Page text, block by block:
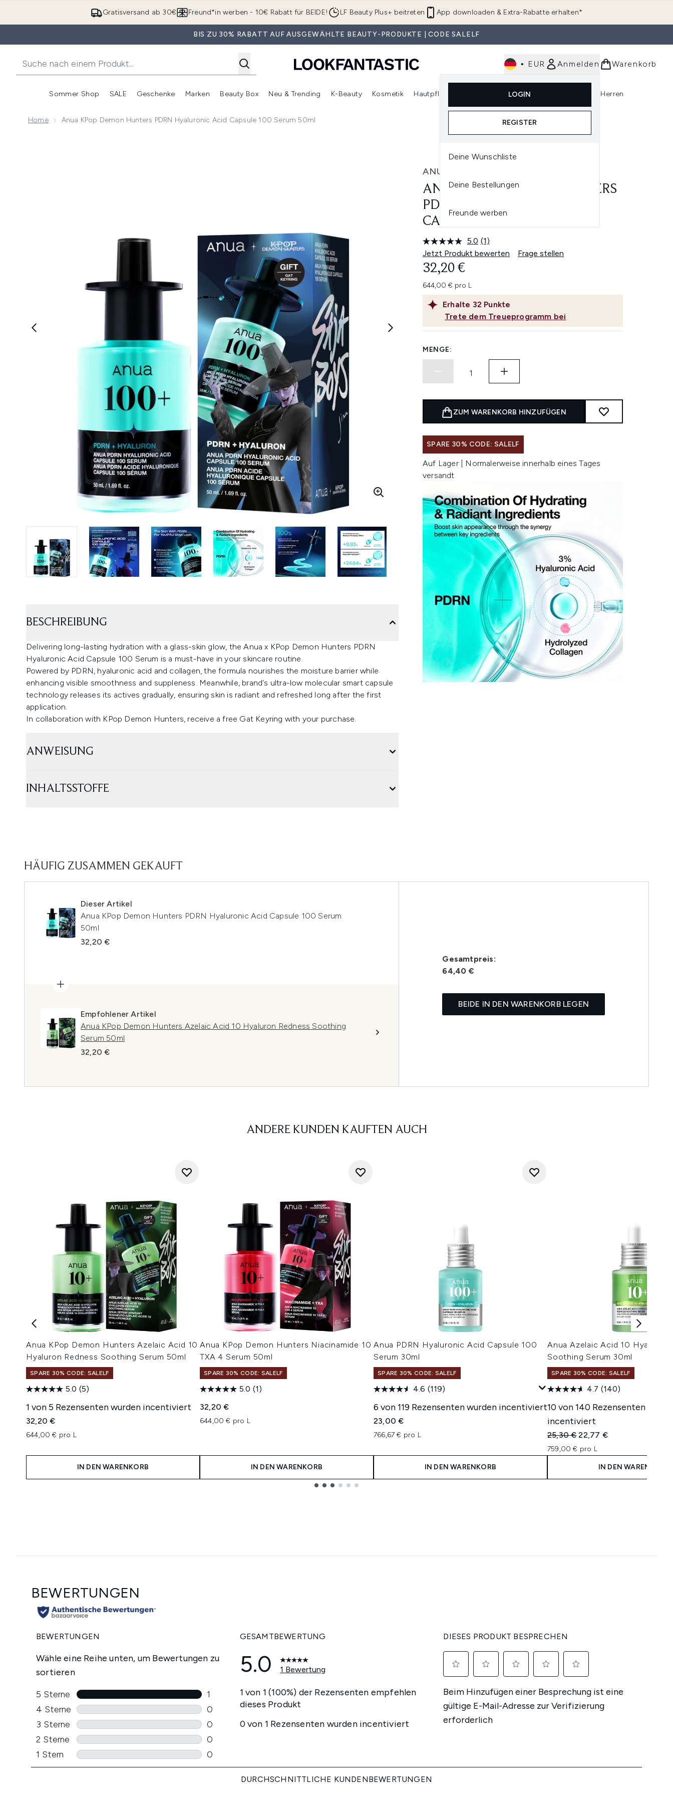
Zum Hauptinhalt springen
Gratisversand ab 30€ App downloaden & Extra-Rabatte erhalten*
Freund*in werben - 10€ Rabatt für BEIDE! LF Beauty Plus+ beitreten
BIS ZU 30% RABATT AUF AUSGEWÄHLTE BEAUTY-PRODUKTE | CODE SALELF
• EUR Anmelden
LOGIN
REGISTER
Deine Wunschliste
Deine Bestellungen
Freunde werben
Warenkorb
Sommer Shop
Untermenü Anmelden (Sommer Shop)
SALE
Untermenü Anmelden (SALE)
Geschenke
Untermenü Anmelden (Geschenke)
Marken
Untermenü Anmelden (Marken)
Beauty Box
Untermenü Anmelden (Beauty Box)
Neu & Trending
Untermenü Anmelden (Neu & Trending)
K-Beauty Kosmetik
Untermenü Anmelden (Kosmetik)
Hautpflege
Untermenü Anmelden (Haarpflege)
Parfum
Untermenü Anmelden (Parfum)
Herren
Home Anua KPop Demon Hunters PDRN Hyaluronic Acid Capsule 100 Serum 50ml
ANUA
ANUA KPOP DEMON HUNTERS
PDRN HYALURONIC ACID
CAPSULE 100 SERUM 50ML
5.0 Bewertung
lesen.
(1)
Jetzt Produkt bewerten
Frage stellen
Erhalte 32 Punkte
Trete dem Treueprogramm bei
32,20 €
644,00 € pro L
MENGE:
ZUM WARENKORB HINZUFÜGEN
SPARE 30% CODE: SALELF
Auf Lager | Normalerweise innerhalb eines Tages
versandt
BESCHREIBUNG
Delivering long-lasting hydration with a glass-skin glow, the Anua x KPop Demon Hunters PDRN
Hyaluronic Acid Capsule 100 Serum is a must-have in your skincare routine.
Powered by PDRN, hyaluronic acid and collagen, the formula nourishes the moisture barrier while
enhancing visible smoothness and suppleness. Meanwhile, brand's ultra-low molecular smart capsule
technology releases its actives gradually, ensuring skin is radiant and refreshed long after the first
application.
In collaboration with KPop Demon Hunters, receive a free Gat Keyring with your purchase.
ANWEISUNG
INHALTSSTOFFE
HÄUFIG ZUSAMMEN GEKAUFT
Dieser Artikel
Anua KPop Demon Hunters PDRN Hyaluronic Acid Capsule 100 Serum
50ml
32,20 €
Empfohlener Artikel
Anua KPop Demon Hunters Azelaic Acid 10 Hyaluron Redness Soothing
Serum 50ml
32,20 €
Gesamtpreis:
64,40 €
BEIDE IN DEN WARENKORB LEGEN
ANDERE KUNDEN KAUFTEN AUCH
Anua KPop Demon Hunters Azelaic Acid 10
Hyaluron Redness Soothing Serum 50ml
SPARE 30% CODE: SALELF
5.0 (5)
1 von 5 Rezensenten wurden incentiviert
32,20 €
644,00 € pro L
IN DEN WARENKORB
Anua KPop Demon Hunters Niacinamide 10
TXA 4 Serum 50ml
SPARE 30% CODE: SALELF
5.0 (1)
32,20 €
644,00 € pro L
IN DEN WARENKORB
Anua PDRN Hyaluronic Acid Capsule 100
Serum 30ml
SPARE 30% CODE: SALELF
4.6 (119)
6 von 119 Rezensenten wurden incentiviert
23,00 €
766,67 € pro L
IN DEN WARENKORB
Anua Azelaic Acid 10 Hyaluron
Soothing Serum 30ml
SPARE 30% CODE: SALELF
4.7 (140)
10 von 140 Rezensenten
incentiviert
Unverbindliche Preisempfehlung:
25,30 €Aktueller Preis:
22,77 €
759,00 € pro L
IN DEN WARENKORB